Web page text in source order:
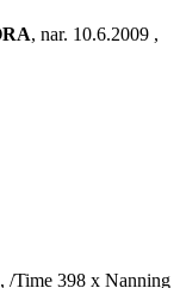
, nar. 10.6.2009 ,
/Time 398 x Nanning